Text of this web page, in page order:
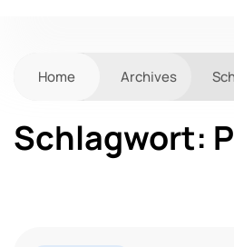
Home Archives
Schlagwort: